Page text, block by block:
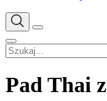
Pad Thai